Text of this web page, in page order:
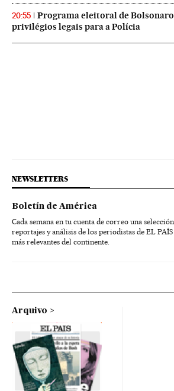
20:55
Programa eleitoral de
privilégios legais para a Polícia
NEWSLETTERS
Boletín de América
Cada semana en tu cuenta de correo una
reportajes y análisis de los periodistas de EL
más relevantes del continente.
Arquivo